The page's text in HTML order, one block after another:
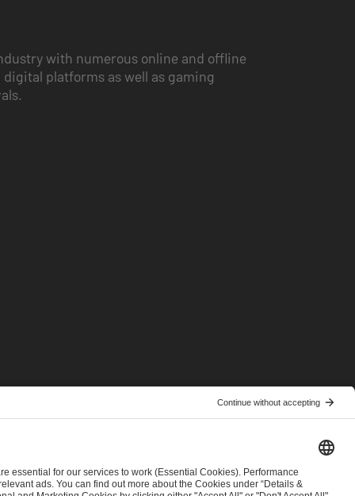
with numerous online and offline
platforms as well as gaming